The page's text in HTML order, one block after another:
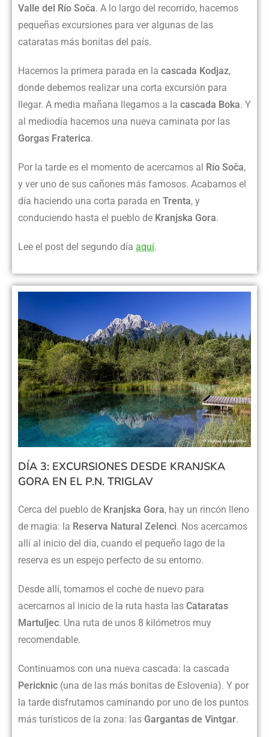
Valle del Río Soča. A lo largo del recorrido, hacemos
pequeñas excursiones para ver algunas de las
cataratas más bonitas del país.
Hacemos la primera parada en la cascada Kodjaz,
donde debemos realizar una corta excursión para
llegar. A media mañana llegamos a la cascada Boka. Y
al mediodía hacemos una nueva caminata por las
Gorgas Fraterica.
Por la tarde es el momento de acercarnos al Río Soča,
y ver uno de sus cañones más famosos. Acabamos el
día haciendo una corta parada en Trenta, y
conduciendo hasta el pueblo de Kranjska Gora.
Lee el post del segundo día aquí.
DÍA 3: EXCURSIONES DESDE KRANJSKA
GORA EN EL P.N. TRIGLAV
Cerca del pueblo de Kranjska Gora, hay un rincón lleno
de magia: la Reserva Natural Zelenci. Nos acercamos
allí al inicio del día, cuando el pequeño lago de la
reserva es un espejo perfecto de su entorno.
Desde allí, tomamos el coche de nuevo para
acercarnos al inicio de la ruta hasta las Cataratas
Martuljec. Una ruta de unos 8 kilómetros muy
recomendable.
Continuamos con una nueva cascada: la cascada
Pericknic (una de las más bonitas de Eslovenia). Y por
la tarde disfrutamos caminando por uno de los puntos
más turísticos de la zona: las Gargantas de Vintgar.